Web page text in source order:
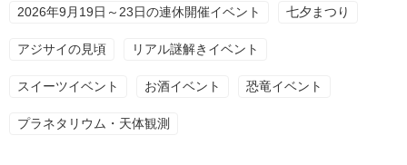
2026年9月19日～23日の連休開催イベント 七夕まつり
アジサイの見頃 リアル謎解きイベント
スイーツイベント お酒イベント 恐竜イベント
プラネタリウム・天体観測